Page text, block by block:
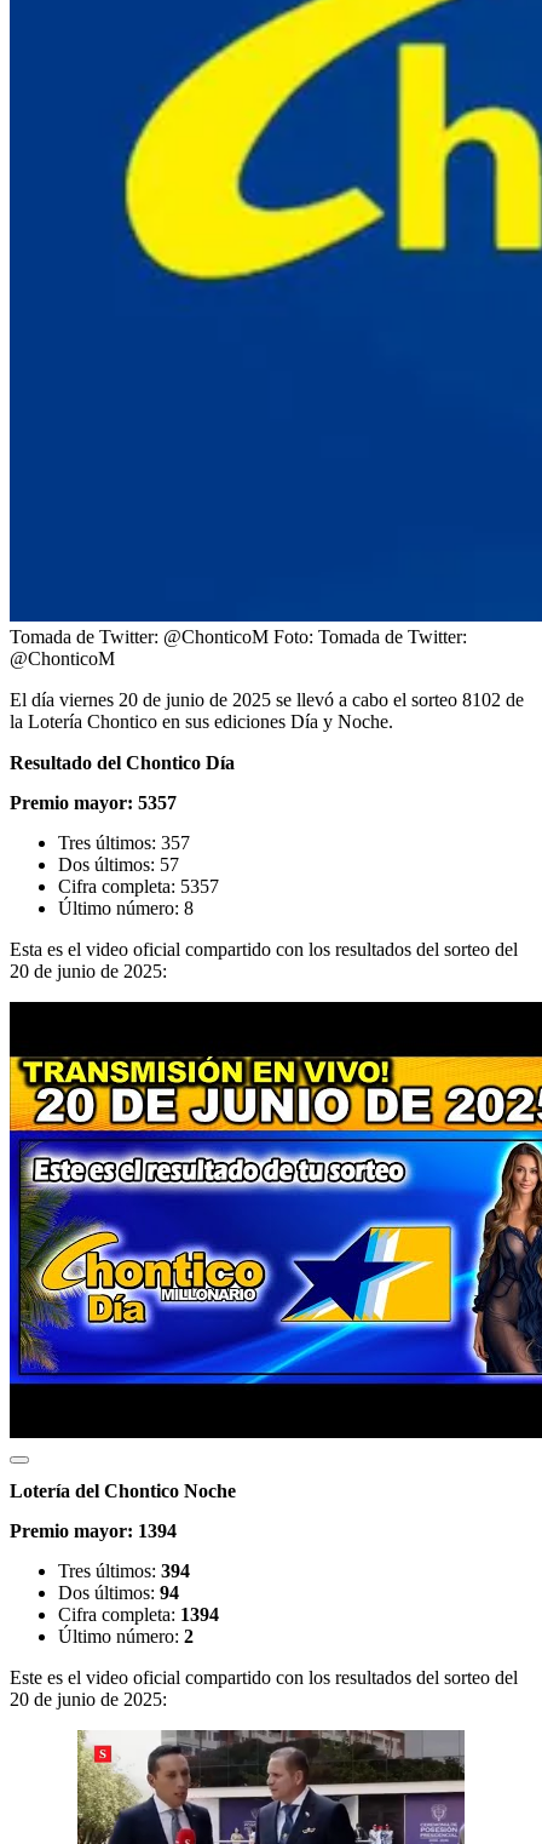
Tomada de Twitter: @ChonticoM Foto: Tomada de Twitter:
@ChonticoM
El día viernes 20 de junio de 2025 se llevó a cabo el sorteo 8102 de
la Lotería Chontico en sus ediciones Día y Noche.
Resultado del Chontico Día
Premio mayor: 5357
Tres últimos: 357
Dos últimos: 57
Cifra completa: 5357
Último número: 8
Esta es el video oficial compartido con los resultados del sorteo del
20 de junio de 2025:
Lotería del Chontico Noche
Premio mayor: 1394
Tres últimos: 394
Dos últimos: 94
Cifra completa: 1394
Último número: 2
Este es el video oficial compartido con los resultados del sorteo del
20 de junio de 2025: